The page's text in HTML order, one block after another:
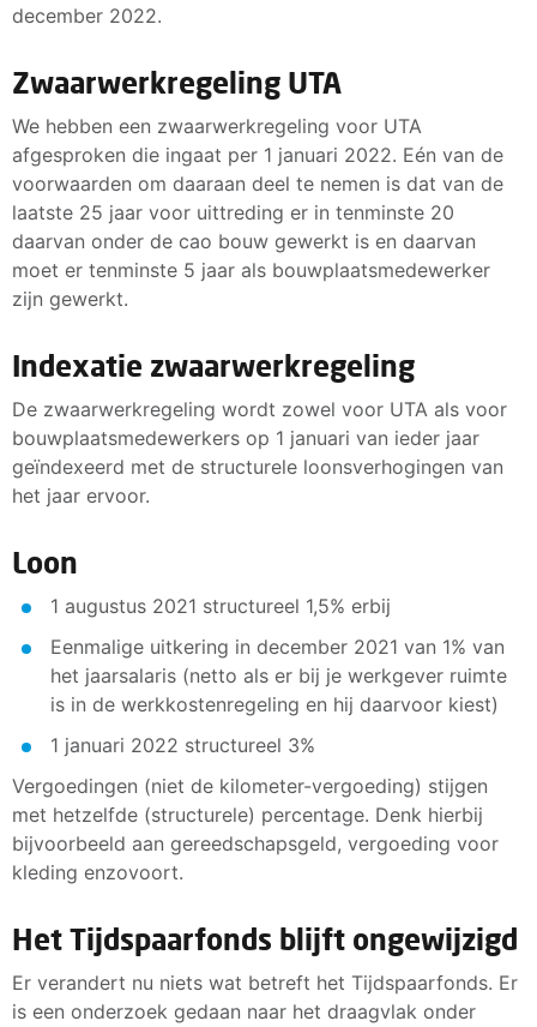
december 2022.
Zwaarwerkregeling UTA
We hebben een zwaarwerkregeling voor UTA
afgesproken die ingaat per 1 januari 2022. Eén van de
voorwaarden om daaraan deel te nemen is dat van de
laatste 25 jaar voor uittreding er in tenminste 20
daarvan onder de cao bouw gewerkt is en daarvan
moet er tenminste 5 jaar als bouwplaatsmedewerker
zijn gewerkt.
Indexatie zwaarwerkregeling
De zwaarwerkregeling wordt zowel voor UTA als voor
bouwplaatsmedewerkers op 1 januari van ieder jaar
geïndexeerd met de structurele loonsverhogingen van
het jaar ervoor.
Loon
1 augustus 2021 structureel 1,5% erbij
Eenmalige uitkering in december 2021 van 1% van
het jaarsalaris (netto als er bij je werkgever ruimte
is in de werkkostenregeling en hij daarvoor kiest)
1 januari 2022 structureel 3%
Vergoedingen (niet de kilometer-vergoeding) stijgen
met hetzelfde (structurele) percentage. Denk hierbij
bijvoorbeeld aan gereedschapsgeld, vergoeding voor
kleding enzovoort.
Het Tijdspaarfonds blijft ongewijzigd
Er verandert nu niets wat betreft het Tijdspaarfonds. Er
is een onderzoek gedaan naar het draagvlak onder